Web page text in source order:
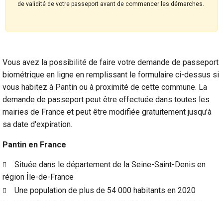
de validité de votre passeport avant de commencer les démarches.
Vous avez la possibilité de faire votre demande de passeport
biométrique en ligne en remplissant le formulaire ci-dessus si
vous habitez à Pantin ou à proximité de cette commune. La
demande de passeport peut être effectuée dans toutes les
mairies de France et peut être modifiée gratuitement jusqu'à
sa date d'expiration.
Pantin en France
Située dans le département de la Seine-Saint-Denis en
région Île-de-France
Une population de plus de 54 000 habitants en 2020